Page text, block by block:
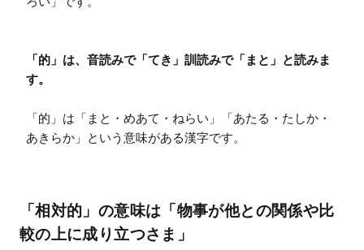
「的」は、音読みで「てき」訓読みで「まと」と読みま
す。
「的」は「まと・めあて・ねらい」「あたる・たしか・
あきらか」という意味がある漢字です。
「相対的」の意味は「物事が他との関係や比
較の上に成り立つさま」